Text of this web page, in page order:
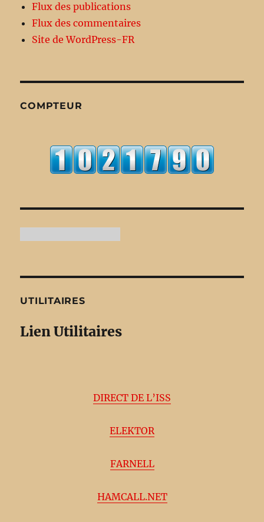
Flux des publications
Flux des commentaires
Site de WordPress-FR
COMPTEUR
UTILITAIRES
Lien Utilitaires
DIRECT DE L’ISS
ELEKTOR
FARNELL
HAMCALL.NET